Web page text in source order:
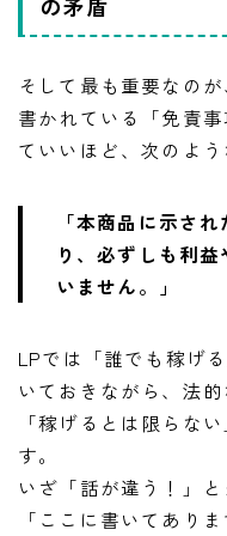
そして最も重要なの
書かれている「免責
ていいほど、次のよう
「本商品に示さ
り、必ずしも利
いません。」
LPでは「誰でも稼げ
いておきながら、法
「稼げるとは限らな
す。
いざ「話が違う！」
「ここに書いてあり